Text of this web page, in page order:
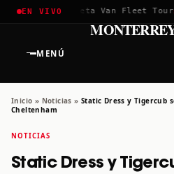
EN VIVO
2026 ✱Greta Van Fleet Tour✱
MENÚ
Inicio » Noticias » Static Dress y Tigercub
Cheltenham
NOTICIAS
Static Dress y